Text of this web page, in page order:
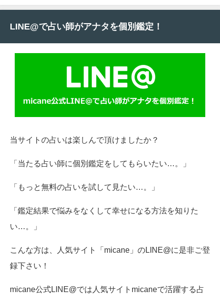
LINE@で占い師がアナタを個別鑑定！
当サイトの占いは楽しんで頂けましたか？
「当たる占い師に個別鑑定をしてもらいたい…。」
「もっと無料の占いを試して見たい…。」
「鑑定結果で悩みをなくして幸せになる方法を知りた
い…。」
こんな方は、人気サイト「micane」のLINE@に是非ご登
録下さい！
micane公式LINE@では人気サイトmicaneで活躍する占